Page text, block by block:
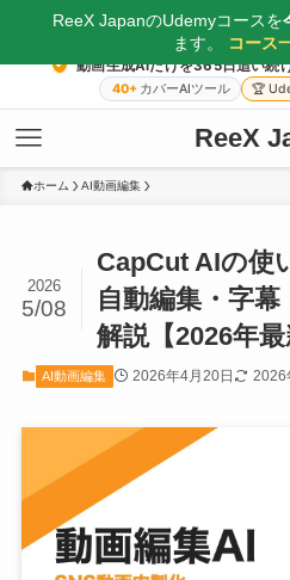
動画生成AIだけを365日追い続
40+ カバーAIツール 🏆
ReeX
ホーム AI動画編集
CapCut AIの使
自動編集・字
解説【2026年最
2026
5/08
AI動画編集 2026年4月20日 2026
ReeX JapanのUdemyコースを
ます。
コース